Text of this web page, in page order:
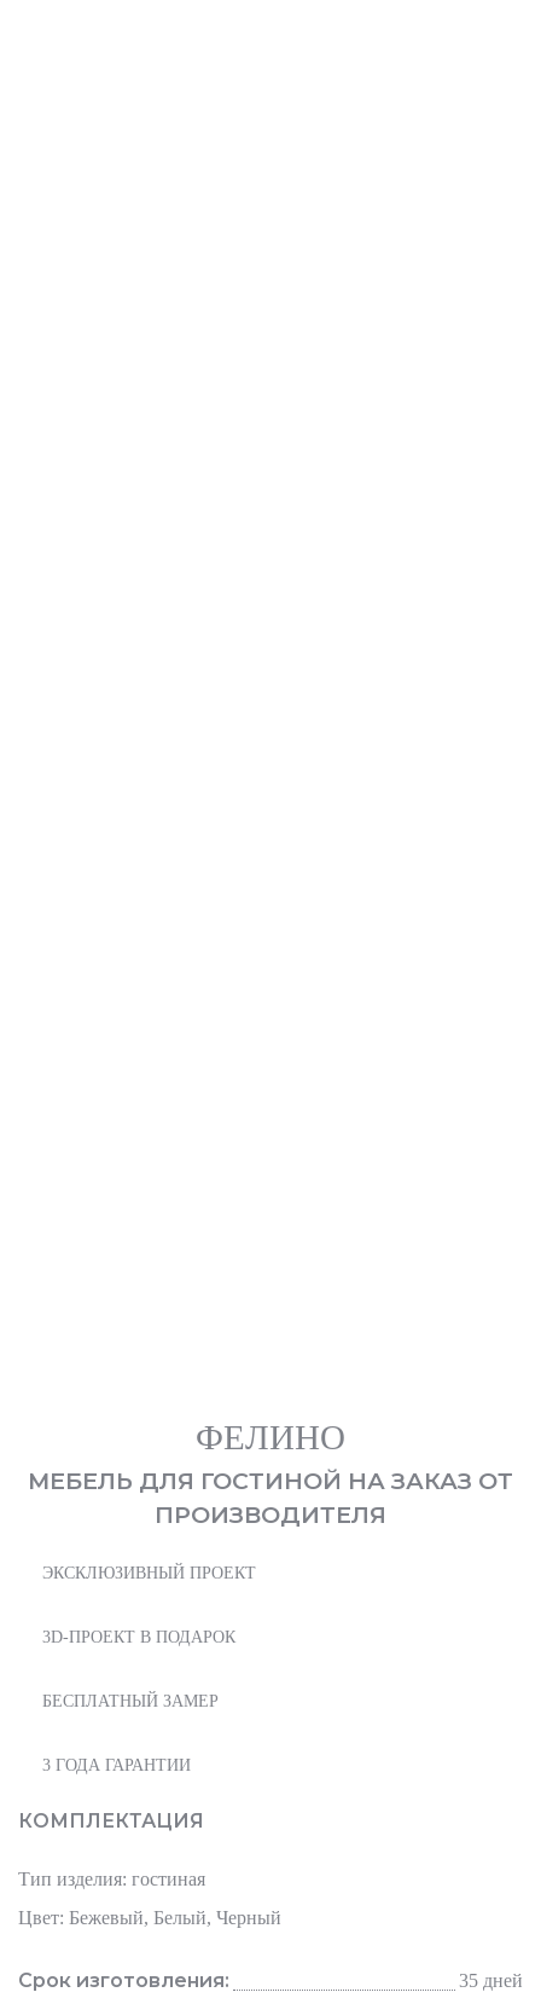
ФЕЛИНО
МЕБЕЛЬ ДЛЯ ГОСТИНОЙ НА ЗАКАЗ ОТ
ПРОИЗВОДИТЕЛЯ
ЭКСКЛЮЗИВНЫЙ ПРОЕКТ
3D-ПРОЕКТ В ПОДАРОК
БЕСПЛАТНЫЙ ЗАМЕР
3 ГОДА ГАРАНТИИ
КОМПЛЕКТАЦИЯ
Тип изделия: гостиная
Цвет: Бежевый, Белый, Черный
Срок изготовления: 35 дней